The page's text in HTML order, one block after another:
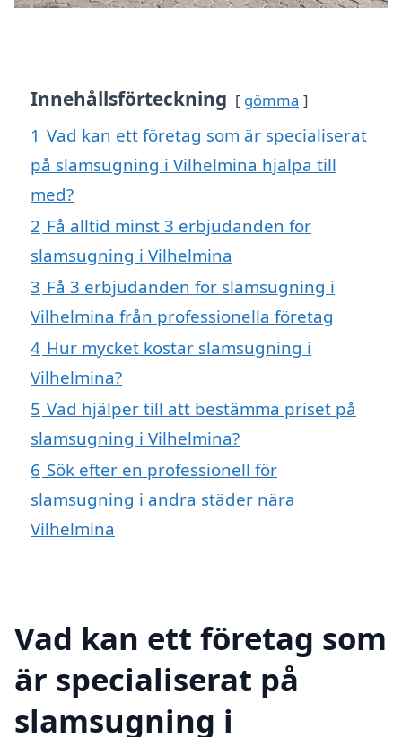
Innehållsförteckning gömma
1 Vad kan ett företag som är specialiserat
på slamsugning i Vilhelmina hjälpa till
med?
2 Få alltid minst 3 erbjudanden för
slamsugning i Vilhelmina
3 Få 3 erbjudanden för slamsugning i
Vilhelmina från professionella företag
4 Hur mycket kostar slamsugning i
Vilhelmina?
5 Vad hjälper till att bestämma priset på
slamsugning i Vilhelmina?
6 Sök efter en professionell för
slamsugning i andra städer nära
Vilhelmina
Vad kan ett företag som
är specialiserat på
slamsugning i